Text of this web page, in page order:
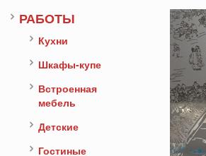
РАБОТЫ
Кухни
Шкафы-купе
Встроенная
мебель
Детские
Гостиные